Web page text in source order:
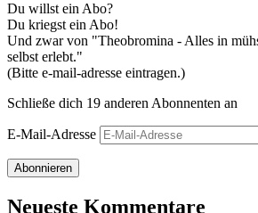
Du willst ein Abo?
Du kriegst ein Abo!
Und zwar von "Theobromina - Alles in
selbst erlebt."
(Bitte e-mail-adresse eintragen.)
Schließe dich 19 anderen Abonnenten an
E-Mail-Adresse
Abonnieren
Neueste Kommentare